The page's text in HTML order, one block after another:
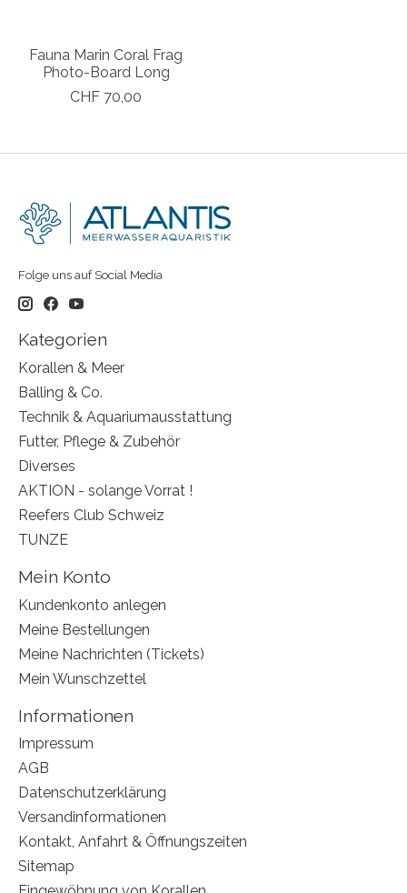
Fauna Marin Coral Frag
Photo-Board Long
CHF 70,00
Folge uns auf Social Media
Kategorien
Korallen & Meer
Balling & Co.
Technik & Aquariumausstattung
Futter, Pflege & Zubehör
Diverses
AKTION - solange Vorrat !
Reefers Club Schweiz
TUNZE
Mein Konto
Kundenkonto anlegen
Meine Bestellungen
Meine Nachrichten (Tickets)
Mein Wunschzettel
Informationen
Impressum
AGB
Datenschutzerklärung
Versandinformationen
Kontakt, Anfahrt & Öffnungszeiten
Sitemap